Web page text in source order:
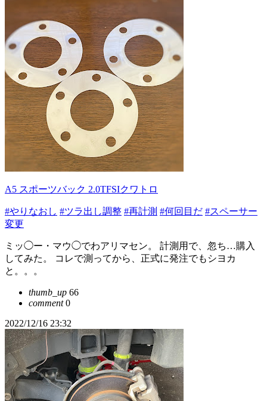
A5 スポーツバック 2.0TFSIクワトロ
#やりなおし #ツラ出し調整 #再計測 #何回目だ #スペーサー
変更
ミッ◯ー・マウ◯でわアリマセン。 計測用で、忽ち…購入
してみた。 コレで測ってから、正式に発注でもシヨカ
と。。。
thumb_up 66
comment0
2022/12/16 23:32